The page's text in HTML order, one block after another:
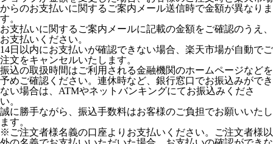
からのお支払いに関するご案内メール送信時で金額が異なりま
す。
お支払いに関するご案内メールに記載の金額をご確認のうえ、
お支払いください。
14日以内にお支払いが確認できない場合、楽天市場が自動でご
注文をキャンセルいたします。
振込の取扱時間はご利用される金融機関のホームページなどを
予めご確認ください。連休時など、銀行窓口でお振込みができ
ない場合は、ATMやネットバンキングにてお振込みくださ
い。
誠に勝手ながら、振込手数料はお客様のご負担でお願いいたし
ます。
※ご注文者様名義の口座よりお支払いください。ご注文者様以